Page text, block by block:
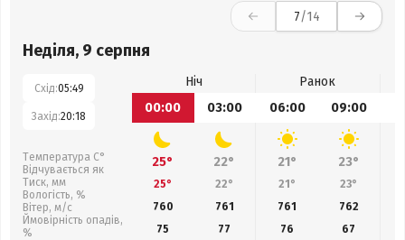
7/14
Неділя, 9 серпня
Схід:05:49
Захід:20:18
Температура С°
Відчувається як
Тиск, мм
Вологість, %
Вітер, м/с
Ймовірність опадів,
%
Ніч
Ранок
00:00
03:00 06:00 09:00
25° 22° 21° 23°
25° 22° 21° 23°
760
761 761 762
75
77 76 67